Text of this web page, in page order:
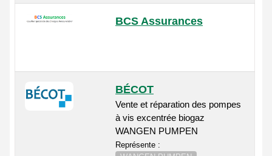
BCS Assurances
BÉCOT
Vente et réparation des pompes
à vis excentrée biogaz
WANGEN PUMPEN
Représente :